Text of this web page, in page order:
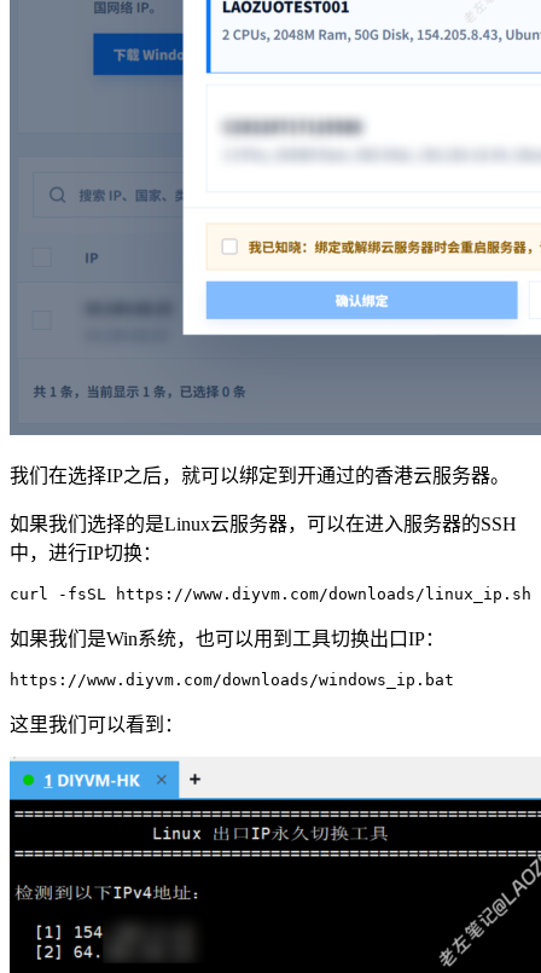
我们在选择IP之后，就可以绑定到开通过的香港云服务器。
如果我们选择的是Linux云服务器，可以在进入服务器的SSH
中，进行IP切换：
如果我们是Win系统，也可以用到工具切换出口IP：
这里我们可以看到：